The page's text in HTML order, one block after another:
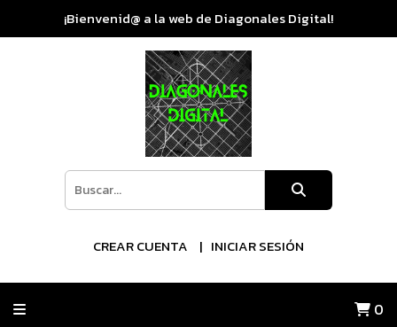
¡Bienvenid@ a la web de Diagonales Digital!
CREAR CUENTA INICIAR SESIÓN
0